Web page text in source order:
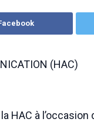
(HAC)
HAC à